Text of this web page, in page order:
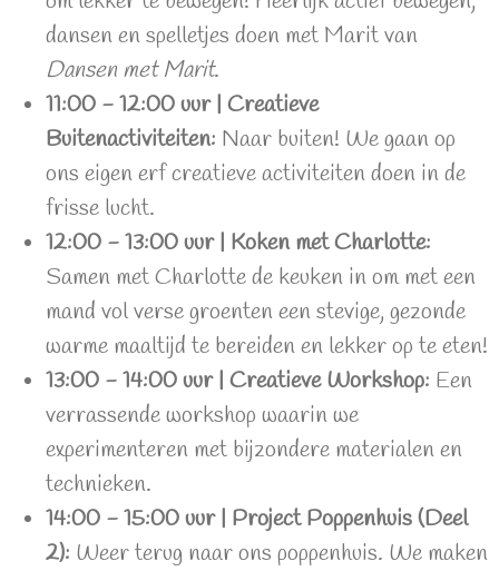
dansen en spelletjes doen met Marit van
Dansen met Marit.
11:00 - 12:00 uur | Creatieve
Buitenactiviteiten: Naar buiten! We gaan op
ons eigen erf creatieve activiteiten doen in de
frisse lucht.
12:00 - 13:00 uur | Koken met Charlotte:
Samen met Charlotte de keuken in om met een
mand vol verse groenten een stevige, gezonde
warme maaltijd te bereiden en lekker op te eten!
13:00 - 14:00 uur | Creatieve Workshop: Een
verrassende workshop waarin we
experimenteren met bijzondere materialen en
technieken.
14:00 - 15:00 uur | Project Poppenhuis (Deel
2): Weer terug naar ons poppenhuis. We maken